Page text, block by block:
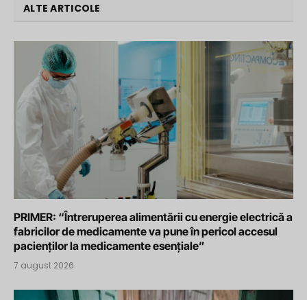
ALTE ARTICOLE
PRIMER: “Întreruperea alimentării cu energie electrică a
fabricilor de medicamente va pune în pericol accesul
pacienților la medicamente esențiale”
7 august 2026